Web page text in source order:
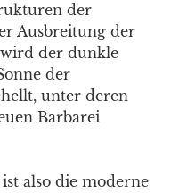
der
Ausbreitung der
der dunkle
der
unter deren
Barbarei
also die moderne